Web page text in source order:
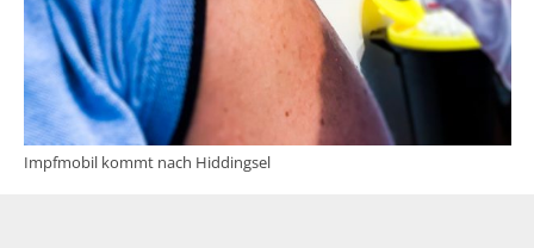
Impfmobil kommt nach Hiddingsel